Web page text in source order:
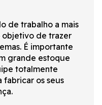
de trabalho a mais
objetivo de trazer
É importante
grande estoque
totalmente
os seus